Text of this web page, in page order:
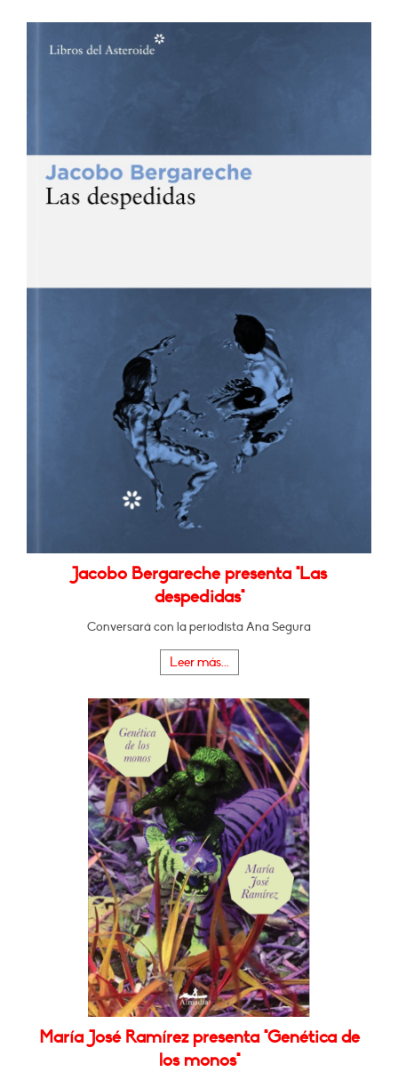
Jacobo Bergareche presenta "Las
despedidas"
Conversará con la periodista Ana Segura
Leer más...
María José Ramírez presenta "Genética de
los monos"